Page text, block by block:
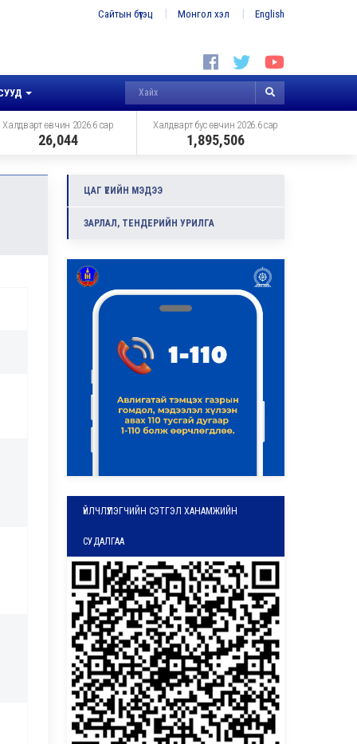
Сайтын бүтэц Монгол хэл English
Халдварт өвчин 2026.6 сар
26,044
Халдварт бус өвчин 2026.6 сар
1,895,506
ЦАГ ҮЕИЙН МЭДЭЭ
ЗАРЛАЛ, ТЕНДЕРИЙН УРИЛГА
ҮЙЛЧЛҮҮЛЭГЧИЙН СЭТГЭЛ ХАНАМЖИЙН
СУДАЛГАА